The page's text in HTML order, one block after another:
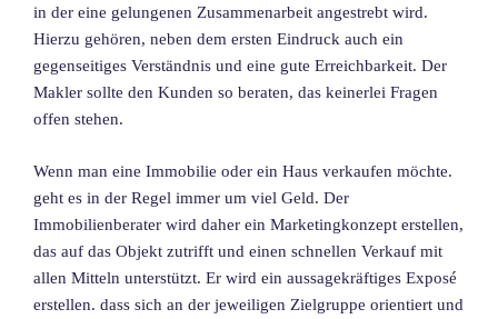
in der eine gelungenen Zusammenarbeit angestrebt wird.
Hierzu gehören, neben dem ersten Eindruck auch ein
gegenseitiges Verständnis und eine gute Erreichbarkeit. Der
Makler sollte den Kunden so beraten, das keinerlei Fragen
offen stehen.
Wenn man eine Immobilie oder ein Haus verkaufen möchte.
geht es in der Regel immer um viel Geld. Der
Immobilienberater wird daher ein Marketingkonzept erstellen,
das auf das Objekt zutrifft und einen schnellen Verkauf mit
allen Mitteln unterstützt. Er wird ein aussagekräftiges Exposé
erstellen. dass sich an der jeweiligen Zielgruppe orientiert und